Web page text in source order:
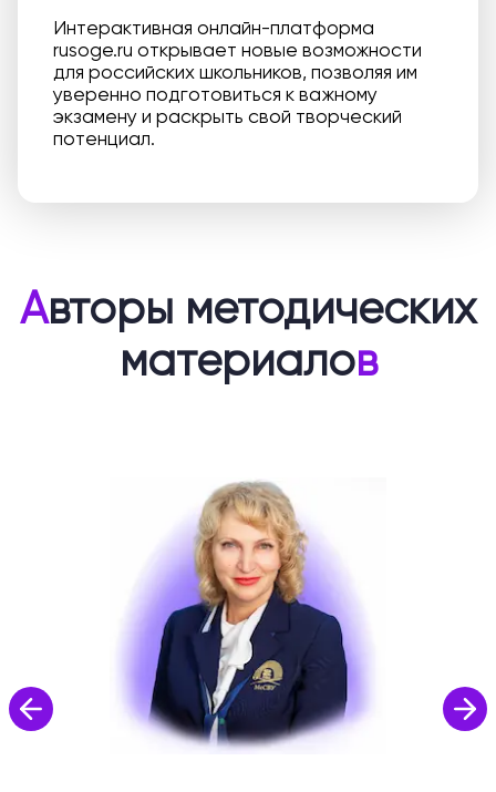
Интерактивная онлайн-платформа
rusoge.ru открывает новые возможности
для российских школьников, позволяя им
уверенно подготовиться к важному
экзамену и раскрыть свой творческий
потенциал.
Авторы методических
материалов